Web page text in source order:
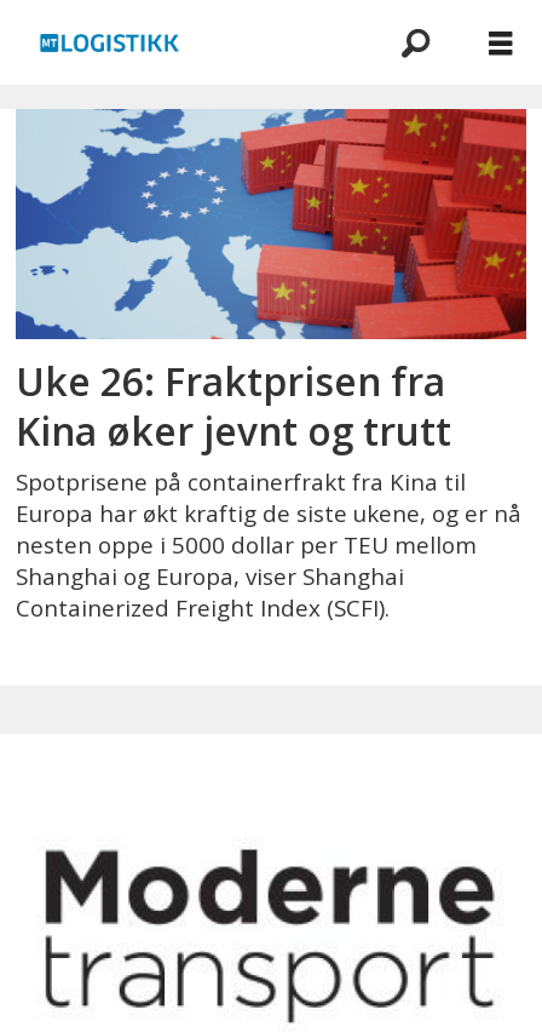
Emne:
spotpris
Uke 26: Fraktprisen fra
Kina øker jevnt og trutt
Spotprisene på containerfrakt fra Kina til
Europa har økt kraftig de siste ukene, og er nå
nesten oppe i 5000 dollar per TEU mellom
Shanghai og Europa, viser Shanghai
Containerized Freight Index (SCFI).